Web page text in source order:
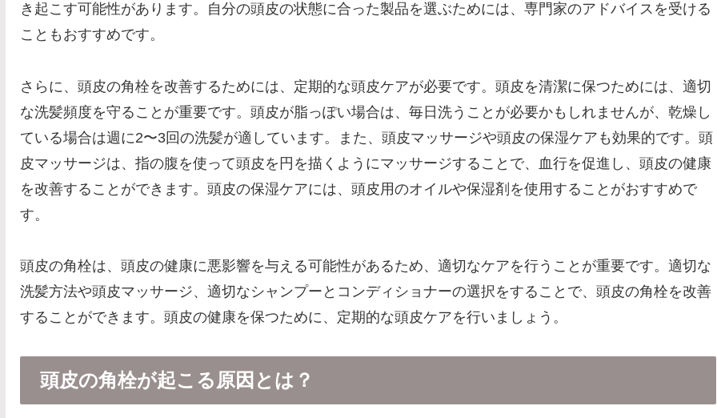
き起こす可能性があります。自分の頭皮の状態に合った製品を選ぶためには、専門家のアドバイスを受ける
こともおすすめです。
さらに、頭皮の角栓を改善するためには、定期的な頭皮ケアが必要です。頭皮を清潔に保つためには、適切
な洗髪頻度を守ることが重要です。頭皮が脂っぽい場合は、毎日洗うことが必要かもしれませんが、乾燥し
ている場合は週に2〜3回の洗髪が適しています。また、頭皮マッサージや頭皮の保湿ケアも効果的です。頭
皮マッサージは、指の腹を使って頭皮を円を描くようにマッサージすることで、血行を促進し、頭皮の健康
を改善することができます。頭皮の保湿ケアには、頭皮用のオイルや保湿剤を使用することがおすすめで
す。
頭皮の角栓は、頭皮の健康に悪影響を与える可能性があるため、適切なケアを行うことが重要です。適切な
洗髪方法や頭皮マッサージ、適切なシャンプーとコンディショナーの選択をすることで、頭皮の角栓を改善
することができます。頭皮の健康を保つために、定期的な頭皮ケアを行いましょう。
頭皮の角栓が起こる原因とは？